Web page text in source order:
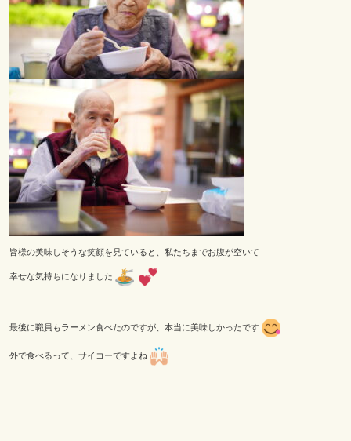
皆様の美味しそうな笑顔を見ていると、私たちまでお腹が空いて
幸せな気持ちになりました
最後に職員もラーメン食べたのですが、本当に美味しかったです
外で食べるって、サイコーですよね